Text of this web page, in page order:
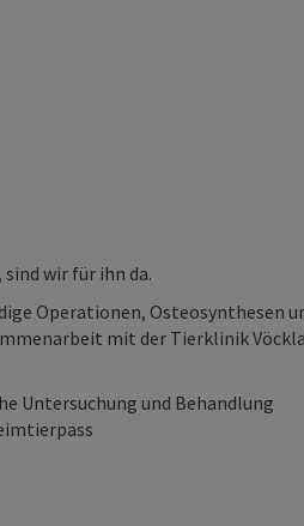
wir für ihn da.
Operationen, Osteosynthesen
mit der Tierklinik
Untersuchung und Behandlung